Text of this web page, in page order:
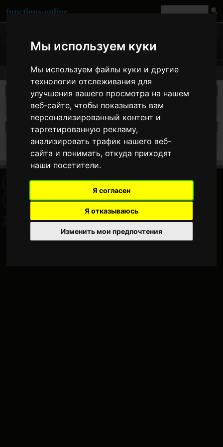
Мы используем куки
Мы используем файлы куки и другие
технологии отслеживания для
улучшения вашего просмотра на нашем
веб-сайте, чтобы показывать вам
персонализированный контент и
таргетированную рекламу,
анализировать трафик нашего веб-
сайта и понимать, откуда приходят
наши посетители.
Я согласен
Я отказываюсь
Изменить мои предпочтения
functions-online
Search
take a search
search results for 1
Your searchterm is to short. It have to be at least 2 characters long.
BLOG FACEBOOK PAGE COMMENTS SEARCH
SITEMAP IMPRINT COOKIE CONSENT
Search - functions-online (русский)